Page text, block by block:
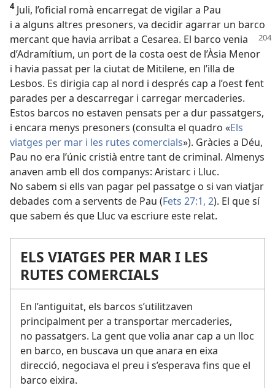
4Juli, l’oficial romà encarregat de vigilar a Pau
i a alguns altres presoners, va decidir agarrar un barco
mercant que havia arribat a Cesarea. El barco venia
d’Adramítium, un port de la costa oest de l’Àsia Menor
i havia passat per la ciutat de Mitilene, en l’illa de
Lesbos. Es dirigia cap al nord i després cap a l’oest fent
parades per a descarregar i carregar mercaderies.
Estos barcos no estaven pensats per a dur passatgers,
i encara menys presoners (consulta el quadro «Els
viatges per mar i les rutes comercials»). Gràcies a Déu,
Pau no era l’únic cristià entre tant de criminal. Almenys
anaven amb ell dos companys: Aristarc i Lluc.
No sabem si ells van pagar pel passatge o si van viatjar
debades com a servents de Pau (Fets 27:1, 2). El que sí
que sabem és que Lluc va escriure este relat.
ELS VIATGES PER MAR I LES
RUTES COMERCIALS
En l’antiguitat, els barcos s’utilitzaven
principalment per a transportar mercaderies,
no passatgers. La gent que volia anar cap a un lloc
en barco, en buscava un que anara en eixa
direcció, negociava el preu i s’esperava fins que el
barco eixira.